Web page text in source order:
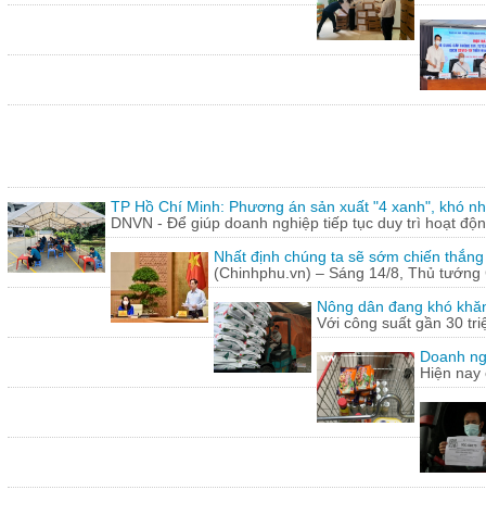
TP Hồ Chí Minh: Phương án sản xuất "4 xanh", khó
DNVN - Để giúp doanh nghiệp tiếp tục duy trì hoạt
Nhất định chúng ta sẽ sớm chiến
(Chinhphu.vn) – Sáng 14/8, Thủ
Nông dân đang khó
Với công suất gần 30
Doanh
Hiện